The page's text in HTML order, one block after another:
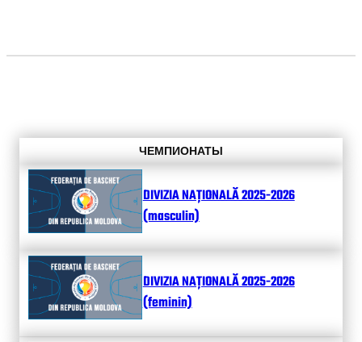
ЧЕМПИОНАТЫ
DIVIZIA NAȚIONALĂ 2025-2026
(masculin)
DIVIZIA NAȚIONALĂ 2025-2026
(feminin)